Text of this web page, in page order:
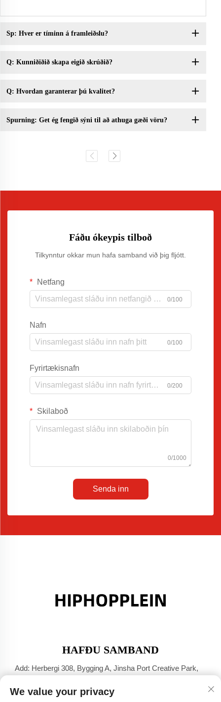
Sp: Hver er tíminn á framleiðslu?
Q: Kunniðiðið skapa eigið skrúðið?
Q: Hvordan garanterar þú kvalitet?
Spurning: Get ég fengið sýni til að athuga gæði vöru?
Fáðu ókeypis tilboð
Tilkynntur okkar mun hafa samband við þig fljótt.
Netfang
0/100
Nafn
0/100
Fyrirtækisnafn
0/200
Skilaboð
0/1000
Senda inn
HAFÐU SAMBAND
Add: Herbergi 308, Bygging A, Jinsha Port Creative Park,
Sími:+86-17304049586
We value your privacy